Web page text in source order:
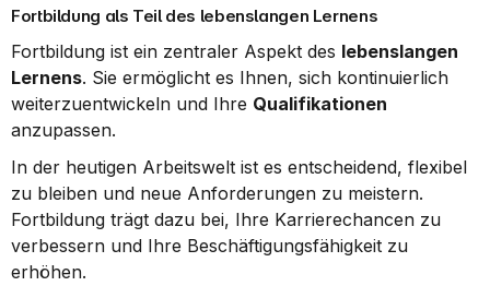
Fortbildung als Teil des lebenslangen Lernens
Fortbildung ist ein zentraler Aspekt des lebenslangen
Lernens. Sie ermöglicht es Ihnen, sich kontinuierlich
weiterzuentwickeln und Ihre Qualifikationen
anzupassen.
In der heutigen Arbeitswelt ist es entscheidend, flexibel
zu bleiben und neue Anforderungen zu meistern.
Fortbildung trägt dazu bei, Ihre Karrierechancen zu
verbessern und Ihre Beschäftigungsfähigkeit zu
erhöhen.